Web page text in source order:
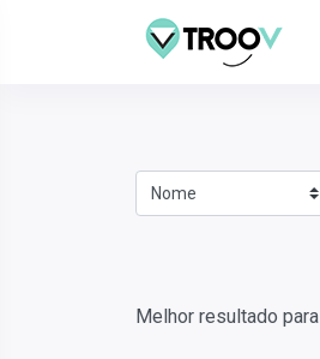
Melhor resultado para